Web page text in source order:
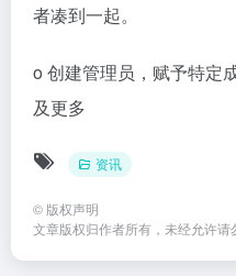
者凑到一起。
o 创建管理员，赋予特定
及更多
资讯
© 版权声明
文章版权归作者所有，未经允许请